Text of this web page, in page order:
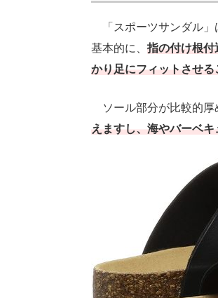
「スポーツサンダル」
基本的に、 指の付け根付
かり足にフィットさせ
ソール部分が比較的厚
えますし、海やバーベ